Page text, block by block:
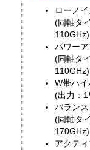
ローノ
(同軸タ
110GHz)
パワー
(同軸タ
110GHz)
W帯ハ
(出力：
バラン
(同軸タ
170GHz)
アクテ